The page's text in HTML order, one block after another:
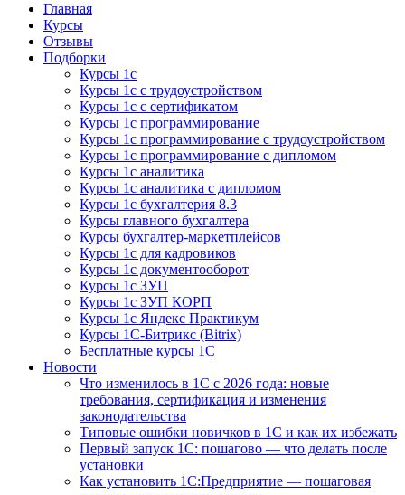
Курсы 1С
Курсы 1С официальная сертификация
Главная
Курсы
Отзывы
Подборки
Курсы 1с
Курсы 1с с трудоустройством
Курсы 1с с сертификатом
Курсы 1с программирование
Курсы 1с программирование с трудоустройством
Курсы 1с программирование с дипломом
Курсы 1с аналитика
Курсы 1с аналитика с дипломом
Курсы 1с бухгалтерия 8.3
Курсы главного бухгалтера
Курсы бухгалтер-маркетплейсов
Курсы 1с для кадровиков
Курсы 1с документооборот
Курсы 1с ЗУП
Курсы 1с ЗУП КОРП
Курсы 1с Яндекс Практикум
Курсы 1С-Битрикс (Bitrix)
Бесплатные курсы 1С
Новости
Что изменилось в 1С с 2026 года: новые
требования, сертификация и изменения
законодательства
Типовые ошибки новичков в 1С и как их избежать
Первый запуск 1С: пошагово — что делать после
установки
Как установить 1С:Предприятие — пошаговая